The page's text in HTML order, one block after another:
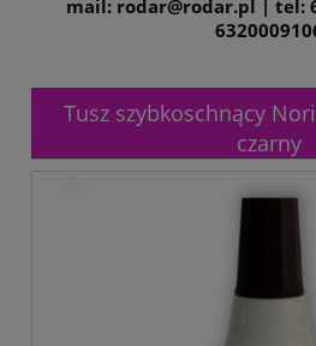
mail: rodar@rodar.pl | tel:
Tusz szybkoschnący
czarny